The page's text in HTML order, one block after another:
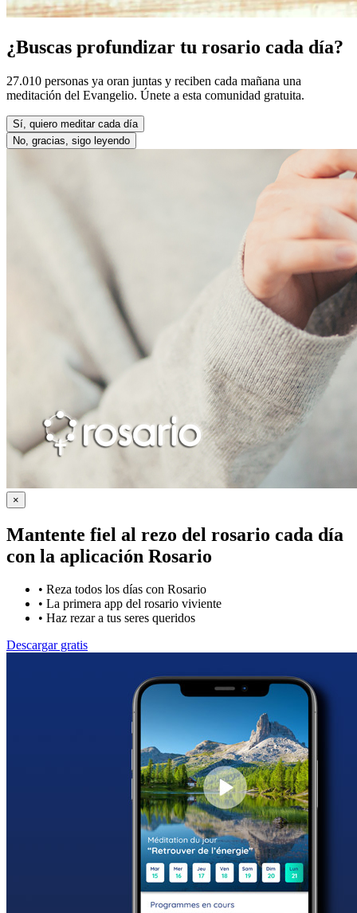
¿Buscas profundizar tu rosario cada día?
27.010 personas ya oran juntas y reciben cada mañana una
meditación del Evangelio. Únete a esta comunidad gratuita.
Sí, quiero meditar cada día
No, gracias, sigo leyendo
×
Mantente fiel al rezo del rosario cada día
con la aplicación Rosario
• Reza todos los días con Rosario
• La primera app del rosario viviente
• Haz rezar a tus seres queridos
Descargar gratis